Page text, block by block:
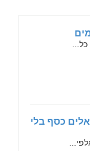
כסף בלי